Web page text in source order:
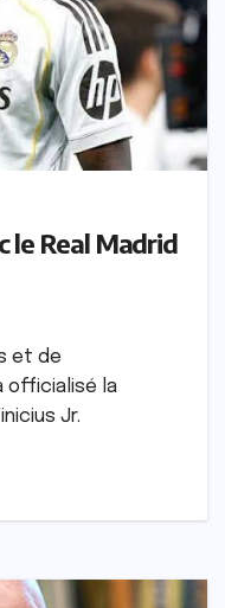
le Real Madrid
et de
officialisé la
Jr.